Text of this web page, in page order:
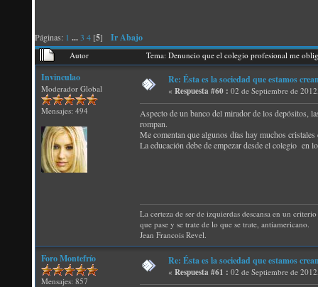
Páginas: 1 ...3 4 [5] Ir Abajo
Autor Tema: Denuncio que el colegio profesional me
Invinculao
Moderador Global
Mensajes: 494
Re: Ésta es la sociedad que estamos
« Respuesta #60 : 02 de Septiembre de
Aspecto de un banco del mirador de los depósitos,
rompan.
Me comentan que algunos días hay muchos
La educación debe de empezar desde el colegio en
La certeza de ser de izquierdas descansa en un
que pase y se trate de lo que se trate, antiamericano.
Jean Francois Revel.
Foro Montefrío
Mensajes: 857
Re: Ésta es la sociedad que estamos
« Respuesta #61 : 02 de Septiembre de